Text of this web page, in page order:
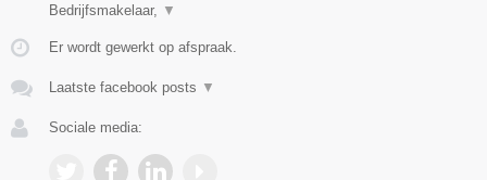
Bedrijfsmakelaar, ▼
Er wordt gewerkt op afspraak.
Laatste facebook posts ▼
Sociale media: